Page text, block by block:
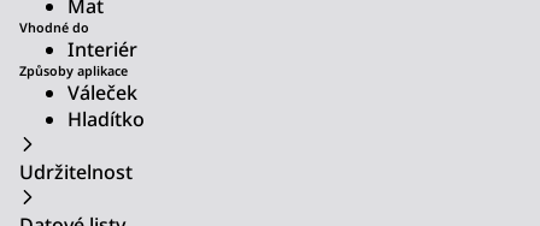
Mat
Vhodné do
Interiér
Způsoby aplikace
Váleček
Hladítko
Udržitelnost